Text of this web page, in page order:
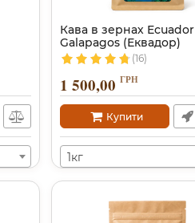
Кава в зернах Ecuador
Galapagos (Еквадор)
(16)
1 500,00 ГРН
Купити
1кг